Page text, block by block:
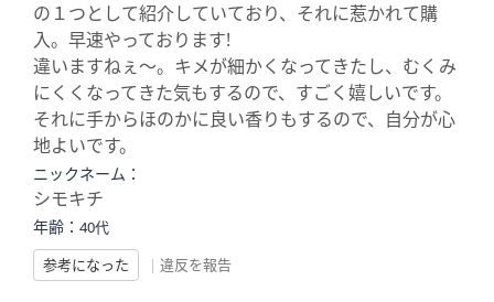
の１つとして紹介していており、それに惹かれて購
入。早速やっております!
違いますねぇ～。キメが細かくなってきたし、むくみ
にくくなってきた気もするので、すごく嬉しいです。
それに手からほのかに良い香りもするので、自分が心
地よいです。
ニックネーム：
シモキチ
年齢： 40代
参考になった
| 違反を報告